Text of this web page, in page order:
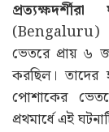
(Bengaluru)
ভেতরে প্রায় ৬
করছিল। তাদের
পোশাকের
প্রথমার্ধে এই